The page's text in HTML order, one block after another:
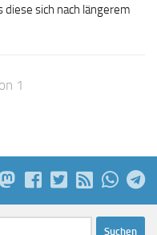
sich nach längerem
1